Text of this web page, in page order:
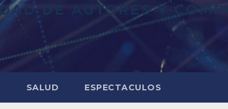
SALUD ESPECTACULOS